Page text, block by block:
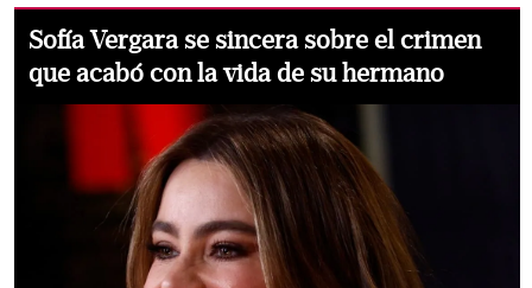
Sofía Vergara se sincera sobre el crimen
que acabó con la vida de su hermano